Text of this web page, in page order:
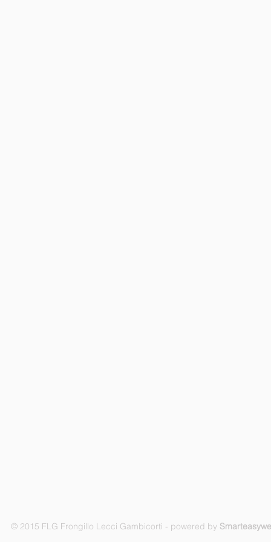
© 2015 FLG Frongillo Lecci Gambicorti - powered by